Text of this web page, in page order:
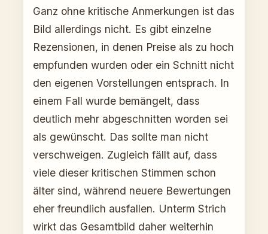
Ganz ohne kritische Anmerkungen ist das
Bild allerdings nicht. Es gibt einzelne
Rezensionen, in denen Preise als zu hoch
empfunden wurden oder ein Schnitt nicht
den eigenen Vorstellungen entsprach. In
einem Fall wurde bemängelt, dass
deutlich mehr abgeschnitten worden sei
als gewünscht. Das sollte man nicht
verschweigen. Zugleich fällt auf, dass
viele dieser kritischen Stimmen schon
älter sind, während neuere Bewertungen
eher freundlich ausfallen. Unterm Strich
wirkt das Gesamtbild daher weiterhin